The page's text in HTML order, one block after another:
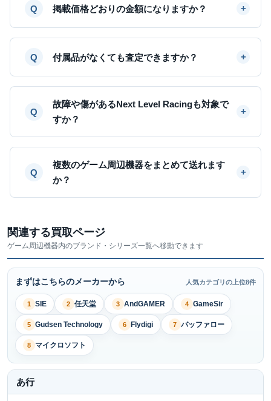
掲載価格どおりの金額になりますか？
付属品がなくても査定できますか？
故障や傷があるNext Level Racingも対象で
すか？
複数のゲーム周辺機器をまとめて送れます
か？
関連する買取ページ
ゲーム周辺機器内のブランド・シリーズ一覧へ移動できます
まずはこちらのメーカーから 人気カテゴリの上位8件
1 SIE 2 任天堂 3 AndGAMER 4 GameSir
5 Gudsen Technology 6 Flydigi 7 バッファロー
8 マイクロソフト
あ行